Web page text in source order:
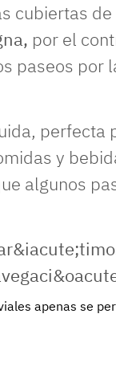
cubiertas de
por el
paseos por
perfecta
y
algunos
apenas se